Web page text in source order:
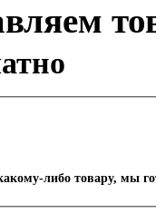
либо товару, мы